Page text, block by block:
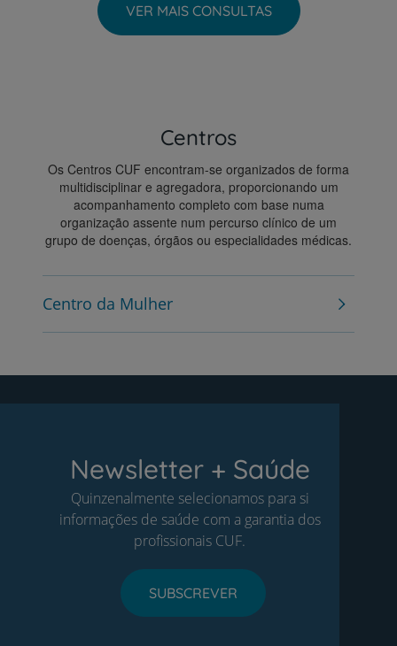
VER MAIS CONSULTAS
Centros
Os Centros CUF encontram-se organizados de forma
multidisciplinar e agregadora, proporcionando um
acompanhamento completo com base numa
organização assente num percurso clínico de um
grupo de doenças, órgãos ou especialidades médicas.
Centro da Mulher
Newsletter + Saúde
Quinzenalmente selecionamos para si
informações de saúde com a garantia dos
profissionais CUF.
SUBSCREVER